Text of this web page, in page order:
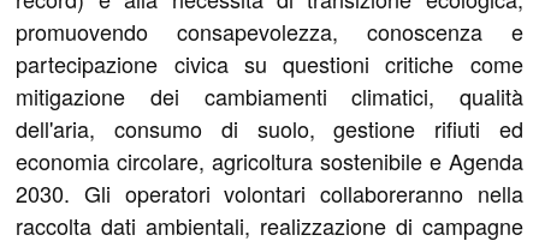
promuovendo consapevolezza, conoscenza e
partecipazione civica su questioni critiche come
mitigazione dei cambiamenti climatici, qualità
dell'aria, consumo di suolo, gestione rifiuti ed
economia circolare, agricoltura sostenibile e Agenda
2030. Gli operatori volontari collaboreranno nella
raccolta dati ambientali, realizzazione di campagne